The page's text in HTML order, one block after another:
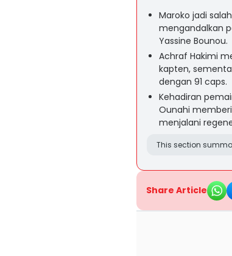
Maroko jadi
mengandalkan
Yassine Bounou.
Achraf Hakimi
kapten,
dengan 91 caps.
Kehadiran
Ounahi
menjalani
This section
Share Article